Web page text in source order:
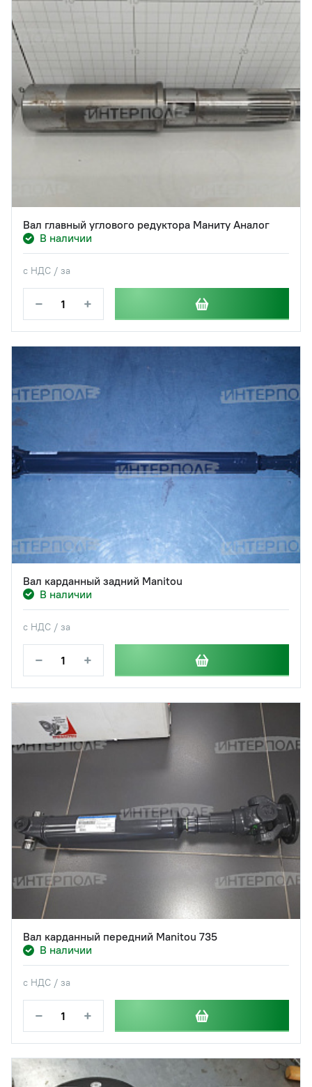
Вал главный углового редуктора Маниту Аналог
В наличии
с НДС / за
− +
Вал карданный задний Manitou
В наличии
с НДС / за
− +
Вал карданный передний Manitou 735
В наличии
с НДС / за
− +